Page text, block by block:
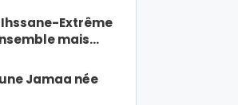
Extrême
mais…
Jamaa née